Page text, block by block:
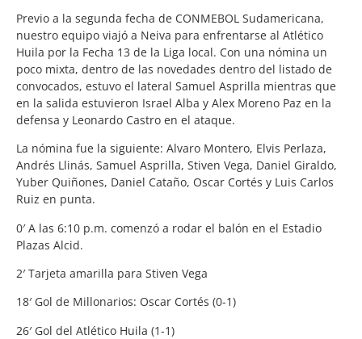
Previo a la segunda fecha de CONMEBOL Sudamericana,
nuestro equipo viajó a Neiva para enfrentarse al Atlético
Huila por la Fecha 13 de la Liga local. Con una nómina un
poco mixta, dentro de las novedades dentro del listado de
convocados, estuvo el lateral Samuel Asprilla mientras que
en la salida estuvieron Israel Alba y Alex Moreno Paz en la
defensa y Leonardo Castro en el ataque.
La nómina fue la siguiente: Alvaro Montero, Elvis Perlaza,
Andrés Llinás, Samuel Asprilla, Stiven Vega, Daniel Giraldo,
Yuber Quiñones, Daniel Cataño, Oscar Cortés y Luis Carlos
Ruiz en punta.
0′ A las 6:10 p.m. comenzó a rodar el balón en el Estadio
Plazas Alcid.
2′ Tarjeta amarilla para Stiven Vega
18′ Gol de Millonarios: Oscar Cortés (0-1)
26′ Gol del Atlético Huila (1-1)